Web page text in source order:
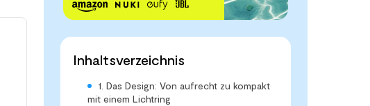
Inhaltsverzeichnis
1. Das Design: Von aufrecht zu kompakt
mit einem Lichtring